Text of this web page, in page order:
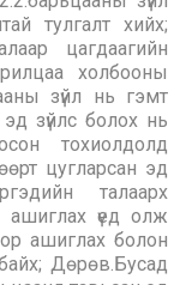
тулгалт хийх;
цагдаагийн
холбооны
зүйл нь гэмт
зүйлс болох нь
тохиолдолд
цугларсан эд
талаарх
үед олж
ашиглах болон
Дөрөв.Бусад